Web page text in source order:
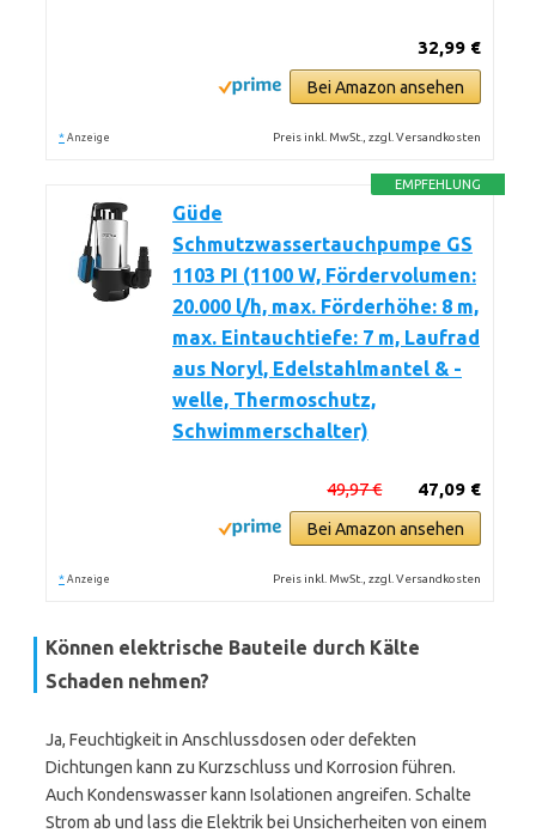
32,99 €
Bei Amazon ansehen
* Anzeige Preis inkl. MwSt., zzgl. Versandkosten
EMPFEHLUNG
Güde
Schmutzwassertauchpumpe GS
1103 PI (1100 W, Fördervolumen:
20.000 l/h, max. Förderhöhe: 8 m,
max. Eintauchtiefe: 7 m, Laufrad
aus Noryl, Edelstahlmantel & -
welle, Thermoschutz,
Schwimmerschalter)
47,09 €
49,97 €
Bei Amazon ansehen
* Anzeige Preis inkl. MwSt., zzgl. Versandkosten
Können elektrische Bauteile durch Kälte
Schaden nehmen?
Ja, Feuchtigkeit in Anschlussdosen oder defekten
Dichtungen kann zu Kurzschluss und Korrosion führen.
Auch Kondenswasser kann Isolationen angreifen. Schalte
Strom ab und lass die Elektrik bei Unsicherheiten von einem